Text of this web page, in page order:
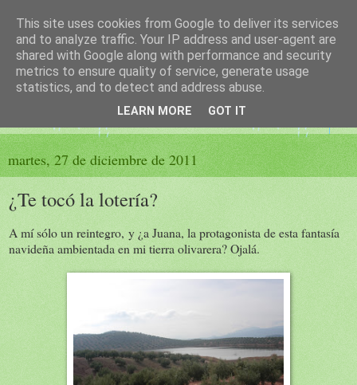
El sueño de las palabras
PÁGINA LITERARIA DE FELISA MORENO
martes, 27 de diciembre de 2011
¿Te tocó la lotería?
A mí sólo un reintegro, y ¿a Juana, la protagonista de esta fantasía
navideña ambientada en mi tierra olivarera? Ojalá.
This site uses cookies from Google to deliver its services
and to analyze traffic. Your IP address and user-agent are
shared with Google along with performance and security
metrics to ensure quality of service, generate usage
statistics, and to detect and address abuse.
LEARN MORE GOT IT